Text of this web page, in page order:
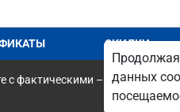
СКИДКИ
с фактическими – является
Продолжая
данных